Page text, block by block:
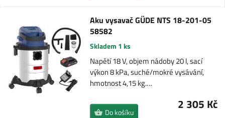
Aku vysavač GÜDE NTS 18-201-05
58582
Skladem 1 ks
Napětí 18 V, objem nádoby 20 l, sací
výkon 8 kPa, suché/mokré vysávání,
hmotnost 4,15 kg.…
2 305 Kč
Do košíku